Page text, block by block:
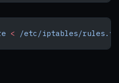
< /etc/iptables/rules.v4